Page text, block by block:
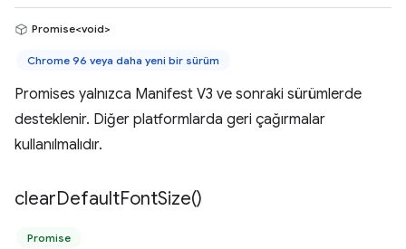
Promise<void>
Chrome 96 veya daha yeni bir sürüm
Promises yalnızca Manifest V3 ve sonraki sürümlerde
desteklenir. Diğer platformlarda geri çağırmalar
kullanılmalıdır.
clearDefaultFontSize()
Promise